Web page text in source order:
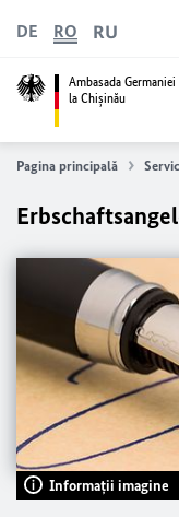
Ambasada Germaniei
la Chişinău
DE RO RU
Pagina principală
Informaţii imagine